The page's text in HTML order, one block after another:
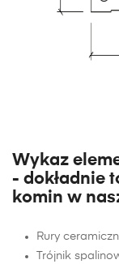
Wykaz
- dokładnie
komin w
Rury
Trójnik